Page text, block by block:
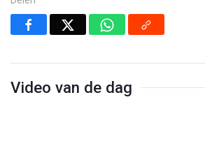
Video van de dag